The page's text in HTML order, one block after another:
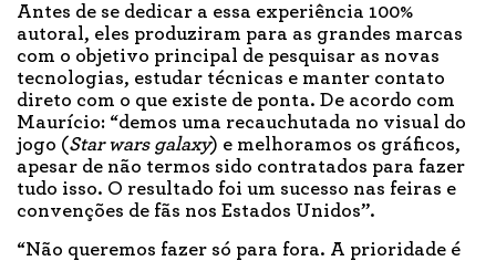
Antes de se dedicar a essa experiência 100%
autoral, eles produziram para as grandes marcas
com o objetivo principal de pesquisar as novas
tecnologias, estudar técnicas e manter contato
direto com o que existe de ponta. De acordo com
Maurício: “demos uma recauchutada no visual do
jogo (Star wars galaxy) e melhoramos os gráficos,
apesar de não termos sido contratados para fazer
tudo isso. O resultado foi um sucesso nas feiras e
convenções de fãs nos Estados Unidos”.
“Não queremos fazer só para fora. A prioridade é